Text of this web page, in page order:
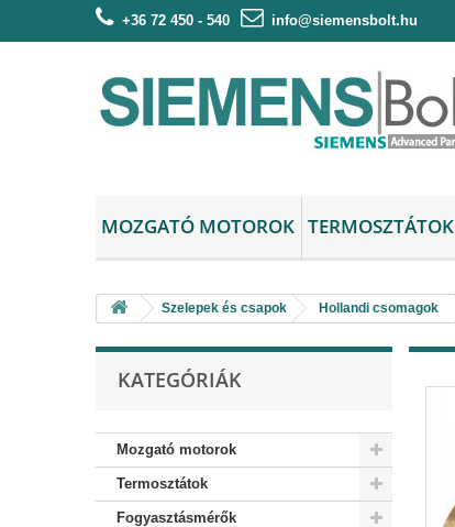
+36 72 450 - 540 info@siemensbolt.hu
MOZGATÓ MOTOROK TERMOSZTÁTOK
Szelepek és csapok Hollandi csomagok
KATEGÓRIÁK
Mozgató motorok
Termosztátok
Fogyasztásmérők